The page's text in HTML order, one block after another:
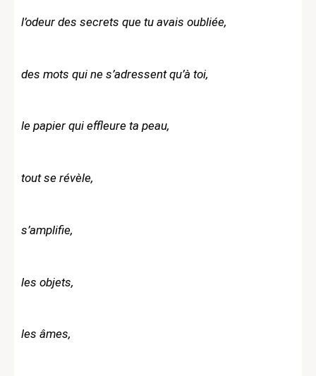
l’odeur des secrets que tu avais oubliée,
des mots qui ne s’adressent qu’à toi,
le papier qui effleure ta peau,
tout se révèle,
s’amplifie,
les objets,
les âmes,